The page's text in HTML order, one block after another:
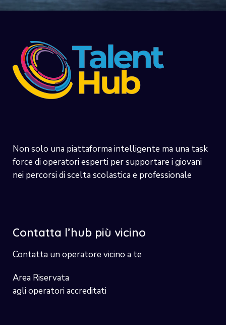
Non solo una piattaforma intelligente ma una task
force di operatori esperti per supportare i giovani
nei percorsi di scelta scolastica e professionale
Contatta l’hub più vicino
Contatta un operatore vicino a te
Area Riservata
agli operatori accreditati